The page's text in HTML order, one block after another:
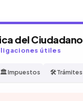
del Ciudadano
útiles
🏛️ Impuestos 🛠️ Trámites